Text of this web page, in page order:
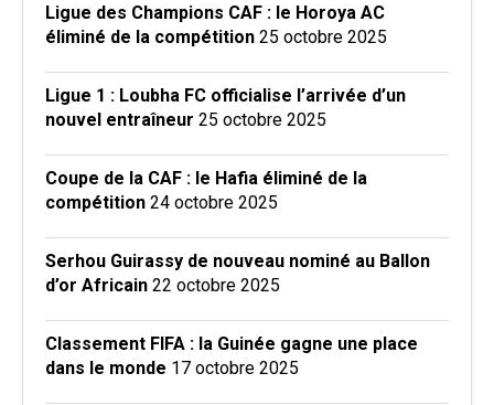
Ligue des Champions CAF : le Horoya AC
éliminé de la compétition 25 octobre 2025
Ligue 1 : Loubha FC officialise l’arrivée d’un
nouvel entraîneur 25 octobre 2025
Coupe de la CAF : le Hafia éliminé de la
compétition 24 octobre 2025
Serhou Guirassy de nouveau nominé au Ballon
d’or Africain 22 octobre 2025
Classement FIFA : la Guinée gagne une place
dans le monde 17 octobre 2025